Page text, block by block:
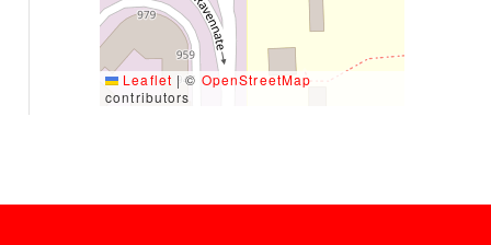
Leaflet |© OpenStreetMap
contributors